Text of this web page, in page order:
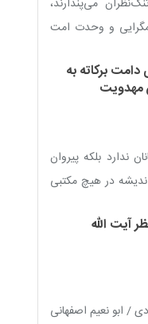
و وحدت امت
برکاته به
مهدویت
ندارد بلکه پیروان
اندیشه در هیچ مکتبی
آیت الله
ابو نعیم اصفهانی